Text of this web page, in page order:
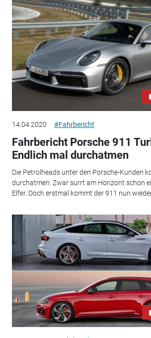
14.04.2020 #Fahrbericht
Fahrbericht Porsche 911
Endlich mal durchatmen
Die Petrolheads unter den Porsche-Kunden
durchatmen. Zwar surrt am Horizont schon
Elfer. Doch erstmal kommt der 911 nun wieder